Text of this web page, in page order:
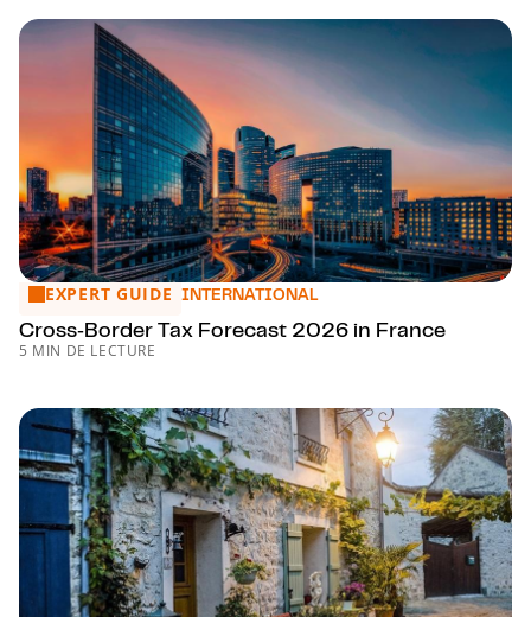
Cross‑Border Tax Forecast 2026 in France
EXPERT GUIDE INTERNATIONAL
Cross‑Border Tax Forecast 2026 in France
5 MIN DE LECTURE